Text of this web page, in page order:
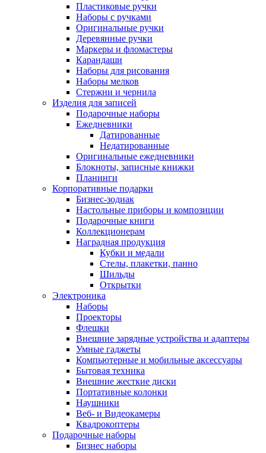
Пластиковые ручки
Наборы с ручками
Оригинальные ручки
Деревянные ручки
Маркеры и фломастеры
Карандаши
Наборы для рисования
Наборы мелков
Стержни и чернила
Изделия для записей
Подарочные наборы
Ежедневники
Датированные
Недатированные
Оригинальные ежедневники
Блокноты, записные книжки
Планинги
Корпоративные подарки
Бизнес-зодиак
Настольные приборы и композиции
Подарочные книги
Коллекционерам
Наградная продукция
Кубки и медали
Стелы, плакетки, панно
Шильды
Открытки
Электроника
Наборы
Проекторы
Флешки
Внешние зарядные устройства и адаптеры
Умные гаджеты
Компьютерные и мобильные аксессуары
Бытовая техника
Внешние жесткие диски
Портативные колонки
Наушники
Веб- и Видеокамеры
Квадрокоптеры
Подарочные наборы
Бизнес наборы